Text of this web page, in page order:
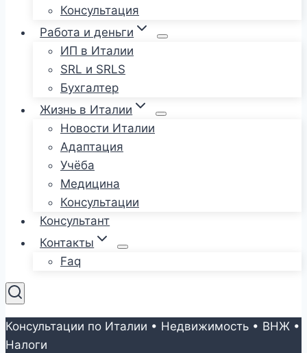
Консультация
Работа и деньги
ИП в Италии
SRL и SRLS
Бухгалтер
Жизнь в Италии
Новости Италии
Адаптация
Учёба
Медицина
Консультации
Консультант
Контакты
Faq
Консультации по Италии • Недвижимость • ВНЖ •
Налоги